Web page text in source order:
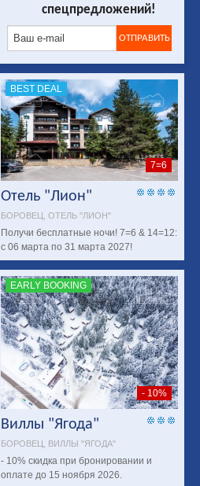
спецпредложений!
BEST DEAL
7=6
Отель "Лион"
БОРОВЕЦ, ОТЕЛЬ "ЛИОН"
Получи бесплатныe ночи! 7=6 & 14=12:
с 06 марта по 31 марта 2027!
EARLY BOOKING
- 10%
Виллы "Ягода"
БОРОВЕЦ, ВИЛЛЫ "ЯГОДА"
- 10% скидка при бронировании и
оплате до 15 ноября 2026.